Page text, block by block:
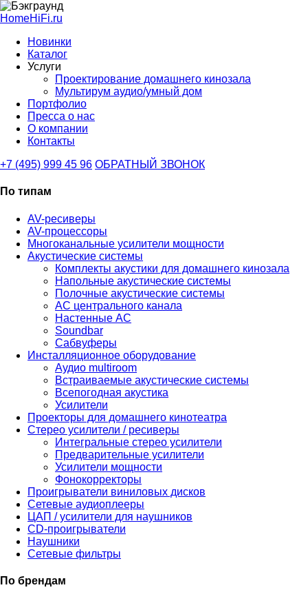
HomeHiFi.ru
Новинки
Каталог
Услуги
Проектирование домашнего кинозала
Мультирум аудио/умный дом
Портфолио
Пресса о нас
О компании
Контакты
+7 (495) 999 45 96 ОБРАТНЫЙ ЗВОНОК
По типам
AV-ресиверы
AV-процессоры
Многоканальные усилители мощности
Акустические системы
Комплекты акустики для домашнего кинозала
Напольные акустические системы
Полочные акустические системы
АС центрального канала
Настенные АС
Soundbar
Сабвуферы
Инсталляционное оборудование
Аудио multiroom
Встраиваемые акустические системы
Всепогодная акустика
Усилители
Проекторы для домашнего кинотеатра
Стерео усилители / ресиверы
Интегральные стерео усилители
Предварительные усилители
Усилители мощности
Фонокорректоры
Проигрыватели виниловых дисков
Сетевые аудиоплееры
ЦАП / усилители для наушников
CD-проигрыватели
Наушники
Сетевые фильтры
По брендам